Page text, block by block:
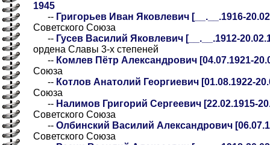
1945
-- Григорьев Иван Яковлевич [__.__.1916-
Советского Союза
-- Гусев Василий Яковлевич [__.__.1912-
ордена Славы 3-х степеней
-- Комлев Пётр Александрович [04.07.1921-
Союза
-- Котлов Анатолий Георгиевич [01.08.1922-
Союза
-- Налимов Григорий Сергеевич [22.02.1915-
Советского Союза
-- Олбинский Василий Александрович
Советского Союза